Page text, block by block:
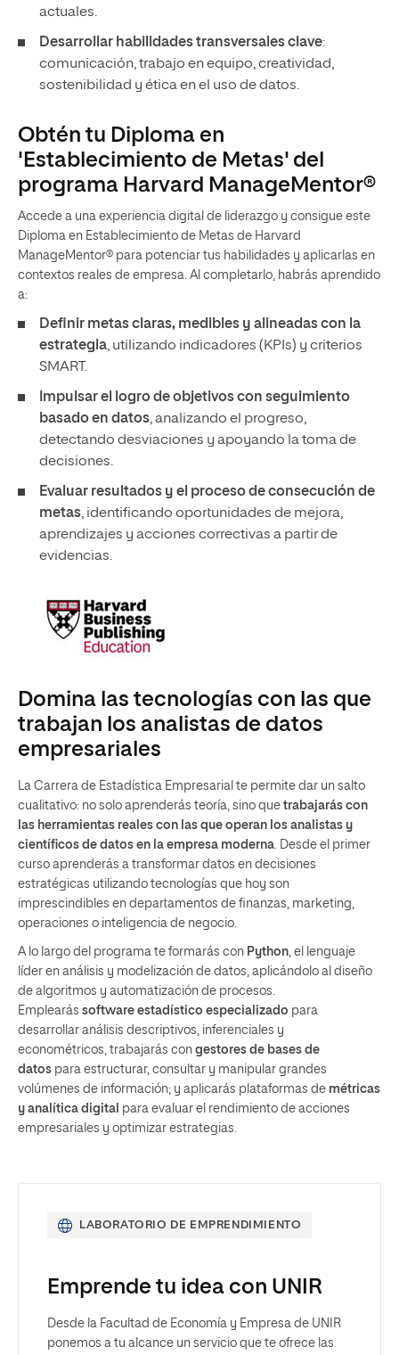
actuales.
Desarrollar habilidades transversales clave:
comunicación, trabajo en equipo, creatividad,
sostenibilidad y ética en el uso de datos.
Obtén tu Diploma en
'Establecimiento de Metas' del
programa Harvard ManageMentor®
Accede a una experiencia digital de liderazgo y consigue este
Diploma en Establecimiento de Metas de Harvard
ManageMentor® para potenciar tus habilidades y aplicarlas en
contextos reales de empresa. Al completarlo, habrás aprendido
a:
Definir metas claras, medibles y alineadas con la
estrategia, utilizando indicadores (KPIs) y criterios
SMART.
Impulsar el logro de objetivos con seguimiento
basado en datos, analizando el progreso,
detectando desviaciones y apoyando la toma de
decisiones.
Evaluar resultados y el proceso de consecución de
metas, identificando oportunidades de mejora,
aprendizajes y acciones correctivas a partir de
evidencias.
Domina las tecnologías con las que
trabajan los analistas de datos
empresariales
La Carrera de Estadística Empresarial te permite dar un salto
cualitativo: no solo aprenderás teoría, sino que trabajarás con
las herramientas reales con las que operan los analistas y
científicos de datos en la empresa moderna . Desde el primer
curso aprenderás a transformar datos en decisiones
estratégicas utilizando tecnologías que hoy son
imprescindibles en departamentos de finanzas, marketing,
operaciones o inteligencia de negocio.
A lo largo del programa te formarás con Python , el lenguaje
líder en análisis y modelización de datos, aplicándolo al diseño
de algoritmos y automatización de procesos.
Emplearás software estadístico especializado para
desarrollar análisis descriptivos, inferenciales y
econométricos, trabajarás con gestores de bases de
datos para estructurar, consultar y manipular grandes
volúmenes de información; y aplicarás plataformas de métricas
y analítica digital para evaluar el rendimiento de acciones
empresariales y optimizar estrategias.
LABORATORIO DE EMPRENDIMIENTO
Emprende tu idea con UNIR
Desde la Facultad de Economía y Empresa de UNIR
ponemos a tu alcance un servicio que te ofrece las